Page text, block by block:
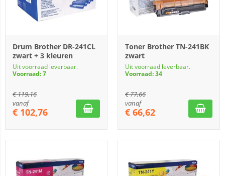
Drum Brother DR-241CL
zwart + 3 kleuren
Uit voorraad leverbaar.
Voorraad: 7
€119,16
vanaf
€ 102,76
Toner Brother TN-241BK
zwart
Uit voorraad leverbaar.
Voorraad: 34
€77,66
vanaf
€ 66,62